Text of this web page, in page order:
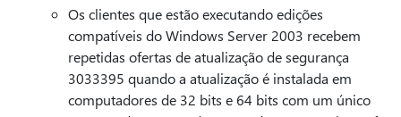
Os clientes que estão executando edições
compatíveis do Windows Server 2003 recebem
repetidas ofertas de atualização de segurança
3033395 quando a atualização é instalada em
computadores de 32 bits e 64 bits com um único